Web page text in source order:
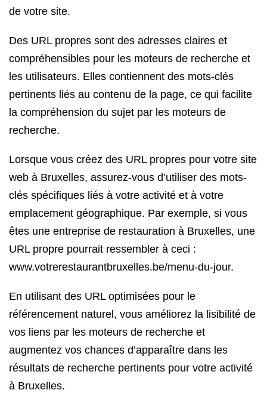
de votre site.
Des URL propres sont des adresses claires et
compréhensibles pour les moteurs de recherche et
les utilisateurs. Elles contiennent des mots-clés
pertinents liés au contenu de la page, ce qui facilite
la compréhension du sujet par les moteurs de
recherche.
Lorsque vous créez des URL propres pour votre site
web à Bruxelles, assurez-vous d’utiliser des mots-
clés spécifiques liés à votre activité et à votre
emplacement géographique. Par exemple, si vous
êtes une entreprise de restauration à Bruxelles, une
URL propre pourrait ressembler à ceci :
www.votrerestaurantbruxelles.be/menu-du-jour.
En utilisant des URL optimisées pour le
référencement naturel, vous améliorez la lisibilité de
vos liens par les moteurs de recherche et
augmentez vos chances d’apparaître dans les
résultats de recherche pertinents pour votre activité
à Bruxelles.